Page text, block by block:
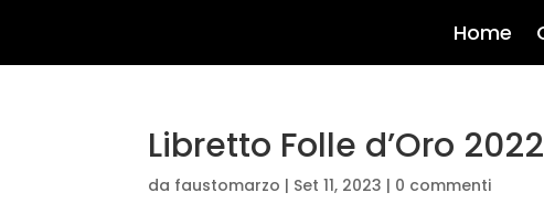
Home
Libretto Folle d’Oro 2022
da faustomarzo | Set 11, 2023 | 0 commenti